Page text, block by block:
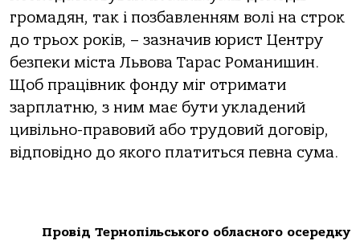
громадян, так і позбавленням волі на строк
до трьох років, – зазначив юрист Центру
безпеки міста Львова Тарас Романишин.
Щоб працівник фонду міг отримати
зарплатню, з ним має бути укладений
цивільно-правовий або трудовий договір,
відповідно до якого платиться певна сума.
Провід Тернопільського обласного осередку